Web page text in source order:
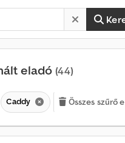
eladó (44)
Caddy Összes szűrő